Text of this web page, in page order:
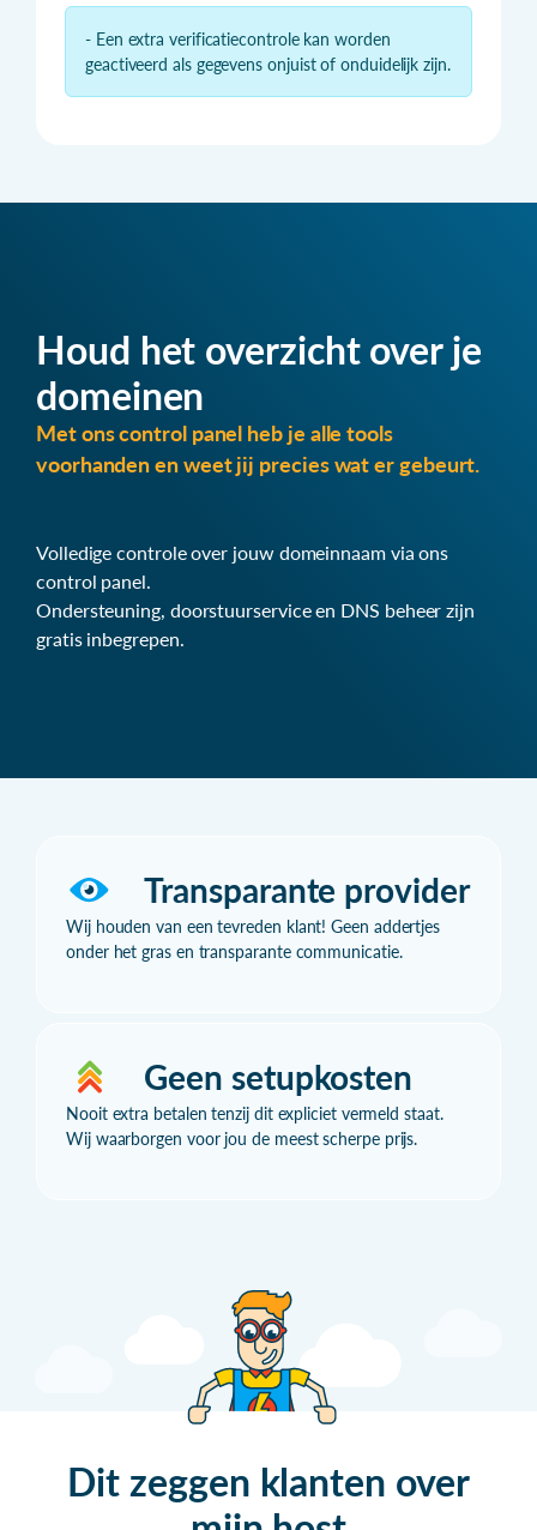
- Een extra verificatiecontrole kan worden
geactiveerd als gegevens onjuist of onduidelijk zijn.
Houd het overzicht over je
domeinen
Met ons control panel heb je alle tools
voorhanden en weet jij precies wat er gebeurt.
Volledige controle over jouw domeinnaam via ons
control panel.
Ondersteuning, doorstuurservice en DNS beheer zijn
gratis inbegrepen.
Transparante provider
Wij houden van een tevreden klant! Geen addertjes
onder het gras en transparante communicatie.
Geen setupkosten
Nooit extra betalen tenzij dit expliciet vermeld staat.
Wij waarborgen voor jou de meest scherpe prijs.
Dit zeggen klanten over